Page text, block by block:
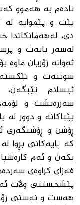
نادەم بە هەموو
بێت و پێموایە لە
دی،
لەسەر بابەت و
ئەوانە زۆریان
سوننەت و
ئیسلام تێبگەن،
سەرزەنشت و
بێباکانە و دوور
ڕۆشن و ڕۆشنگەری
کە پایەکانی بڕوا
بکەن و ئەم
فەزای کراوەی
پێشخستنی وڵات
هەست و نەستی